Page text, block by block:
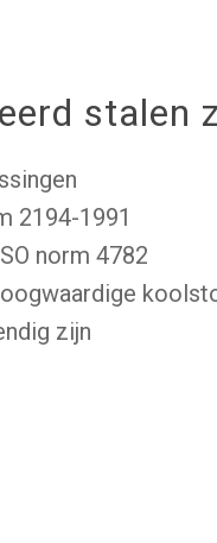
stalen
2194-1991
norm 4782
zijn